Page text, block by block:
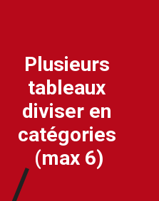
Plusieurs
tableaux
diviser en
catégories
(max 6)